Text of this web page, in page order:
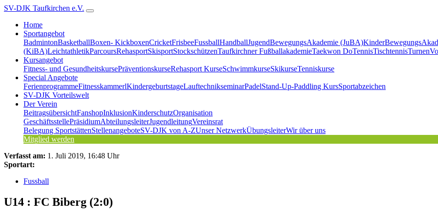
SV-DJK Taufkirchen e.V.
Home
Sportangebot
BadmintonBasketballBoxen- KickboxenCricketFrisbeeFussballHandballJugendBewegungsAkademie (JuBA)
(KiBA)LeichtathletikParcoursRehasportSkisportStockschützenTaufkirchner FußballakademieTaekwon DoTennisTischtennisTurnen
Kursangebot
Fitness- und GesundheitskursePräventionskurseRehasport KurseSchwimmkurseSkikurseTenniskurse
Special Angebote
FerienprogrammeFitnesskammerlKindergeburtstageLauftechnikseminarPadelStand-Up-Paddling KursSportabzeichen
SV-DJK Vorteilswelt
Der Verein
BeitragsübersichtFanshopInklusionKinderschutzOrganisation
GeschäftsstellePräsidiumAbteilungsleiterJugendleitungVereinsrat
Belegung SportstättenStellenangeboteSV-DJK von A-ZUnser NetzwerkÜbungsleiterWir über uns
Mitglied werden
Verfasst am: 1. Juli 2019, 16:48 Uhr
Sportart:
Fussball
U14 : FC Biberg (2:0)